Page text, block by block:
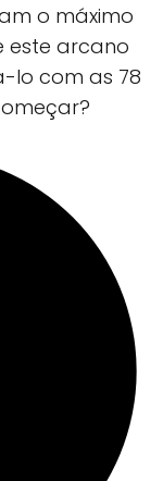
o máximo
este arcano
lo com as 78